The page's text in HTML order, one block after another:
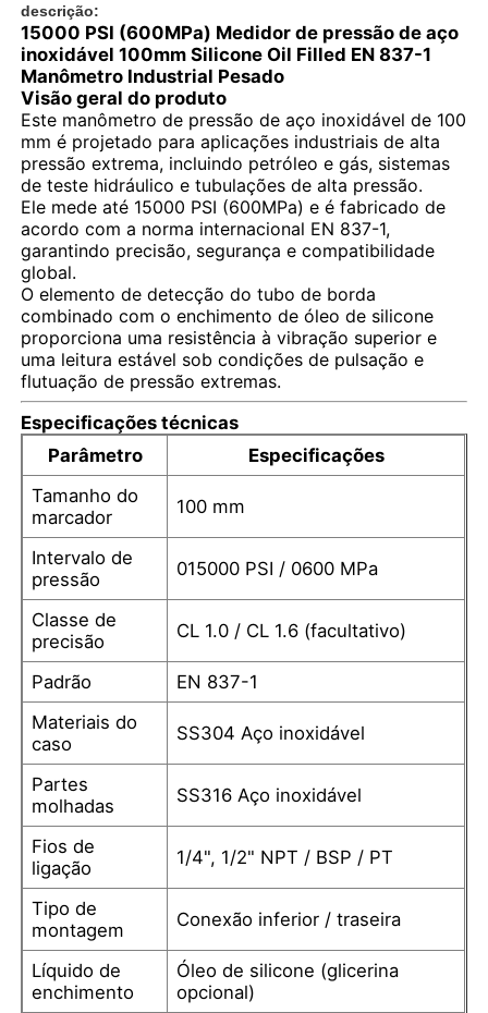
Quem Somos
Fábrica
Controle de Qualidade
Fale Conosco
Pedir um orçamento
Medidor de pressão de aço inoxidável
Manômetro de pressão à prova de choque
Medidor de temperatura e pressão
medidor de pressão cheio de líquido
Medidor de pressão elétrico de contacto
Kits de teste de pressão
manômetro a seco
Mini manômetro de pressão
Manômetro digital
Medidor de pressão utilitário
descrição:
15000 PSI (600MPa) Medidor de pressão de aço
inoxidável 100mm Silicone Oil Filled EN 837-1
Manômetro Industrial Pesado
Visão geral do produto
Este manômetro de pressão de aço inoxidável de 100
mm é projetado para aplicações industriais de alta
pressão extrema, incluindo petróleo e gás, sistemas
de teste hidráulico e tubulações de alta pressão.
Ele mede até 15000 PSI (600MPa) e é fabricado de
acordo com a norma internacional EN 837-1,
garantindo precisão, segurança e compatibilidade
global.
O elemento de detecção do tubo de borda
combinado com o enchimento de óleo de silicone
proporciona uma resistência à vibração superior e
uma leitura estável sob condições de pulsação e
flutuação de pressão extremas.
Especificações técnicas
Parâmetro
Especificações
Tamanho do
marcador
100 mm
Intervalo de
pressão
015000 PSI / 0600 MPa
Classe de
precisão
CL 1.0 / CL 1.6 (facultativo)
Padrão
EN 837-1
Materiais do
caso
SS304 Aço inoxidável
Partes
molhadas
SS316 Aço inoxidável
Fios de
ligação
1/4", 1/2" NPT / BSP / PT
Tipo de
montagem
Conexão inferior / traseira
Líquido de
enchimento
Óleo de silicone (glicerina
opcional)